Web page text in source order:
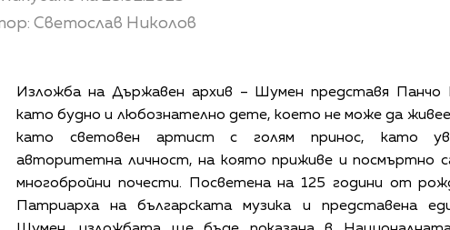
Светослав Николов
Изложба на Държавен архив – Шумен представя Панчо
като будно и любознателно дете, което не може да живее
като световен артист с голям принос, като
авторитетна личност, на която приживе и посмъртно
многобройни почести. Посветена на 125 години от
Патриарха на българската музика и представена